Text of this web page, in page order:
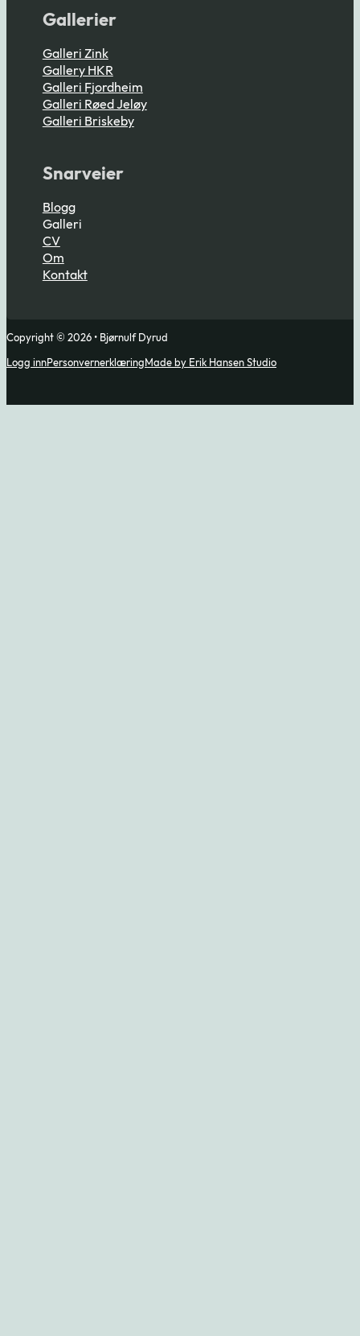
Gallerier
Galleri Zink
Gallery HKR
Galleri Fjordheim
Galleri Røed Jeløy
Galleri Briskeby
Snarveier
Blogg
Galleri
CV
Om
Kontakt
Copyright © 2026 • Bjørnulf Dyrud
Logg innPersonvernerklæringMade by Erik Hansen Studio